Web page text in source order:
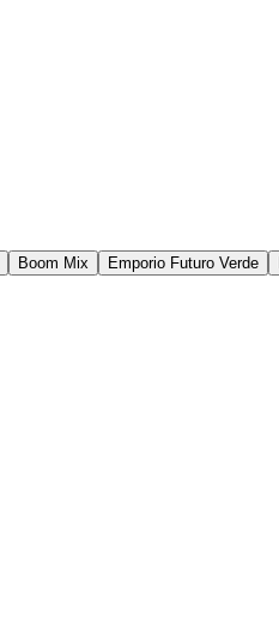
Boom Mix Emporio Futuro Verde